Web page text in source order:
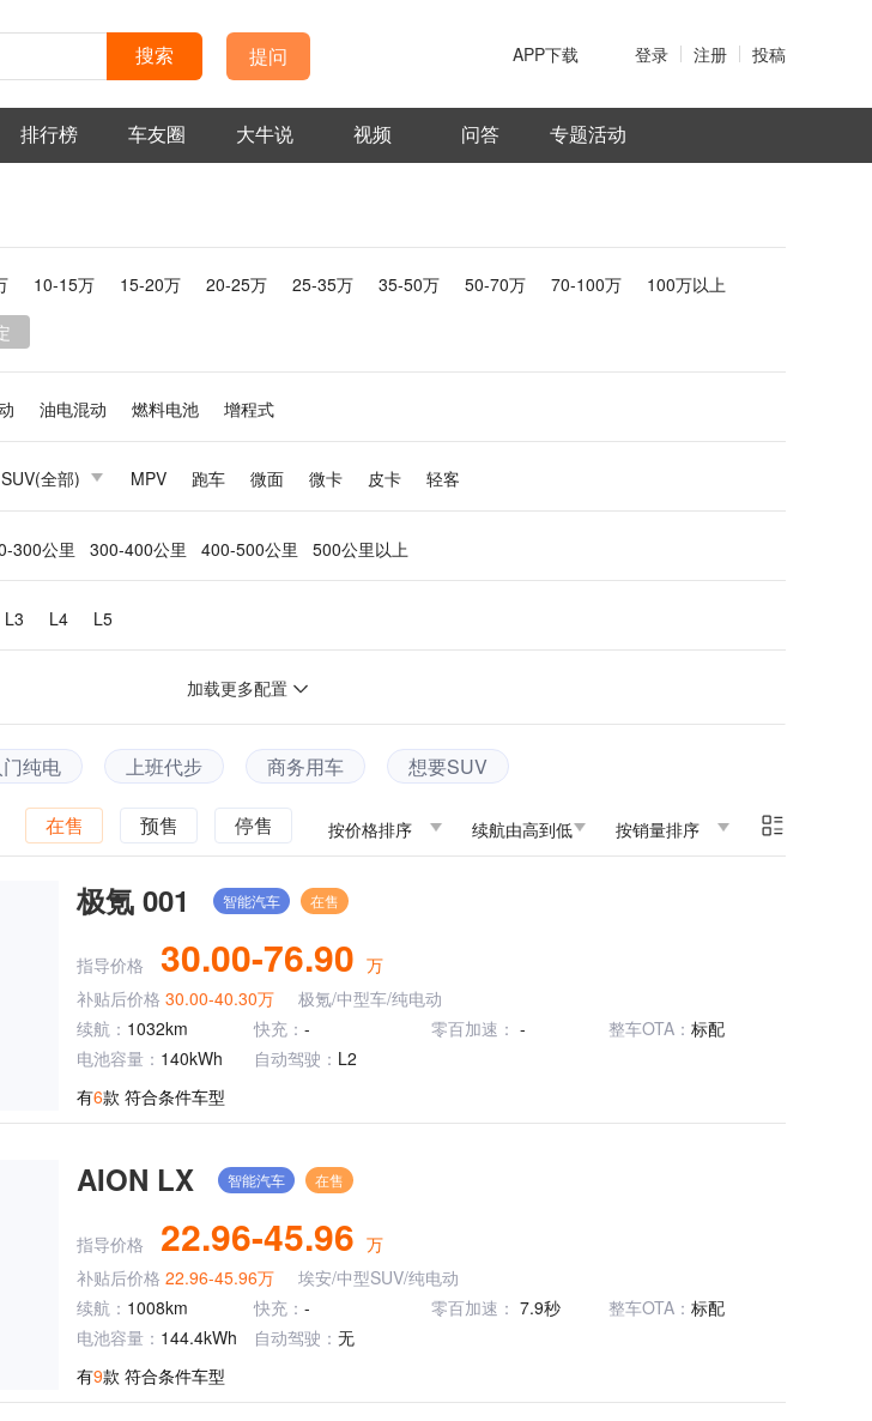
搜索 提问 APP下载 登录 注册 投稿
排行榜 车友圈 大牛说 视频 问答 专题活动
10-15万 15-20万 20-25万 25-35万 35-50万 50-70万 70-100万
100万以上
油电混动 燃料电池 增程式
SUV(全部) MPV 跑车 微面 微卡 皮卡 轻客
300公里 300-400公里 400-500公里 500公里以上
L3 L4 L5
加载更多配置
门纯电 上班代步 商务用车 想要SUV
在售 预售 停售 按价格排序 续航由高到低 按销量排序
极氪 001 智能汽车 在售
指导价格 30.00-76.90 万
补贴后价格 30.00-40.30万
极氪/中型车/纯电动
续航： 1032km 快充： - 零百加速： - 整车OTA： 标配
电池容量： 140kWh 自动驾驶： L2
有6款 符合条件车型
AION LX 智能汽车 在售
指导价格 22.96-45.96 万
补贴后价格 22.96-45.96万
埃安/中型SUV/纯电动
续航： 1008km 快充： - 零百加速： 7.9秒 整车OTA： 标配
电池容量： 144.4kWh 自动驾驶： 无
有9款 符合条件车型